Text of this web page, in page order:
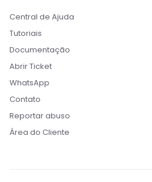
Central de Ajuda
Tutoriais
Documentação
Abrir Ticket
WhatsApp
Contato
Reportar abuso
Área do Cliente
Boa noite! Sou o Nikko, da Rollin